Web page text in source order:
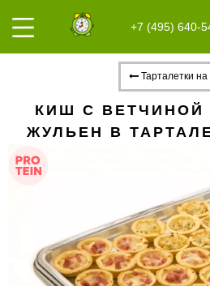
+7 (495) 640-
Тарталетки на
КИШ С ВЕТЧИНОЙ
ЖУЛЬЕН В